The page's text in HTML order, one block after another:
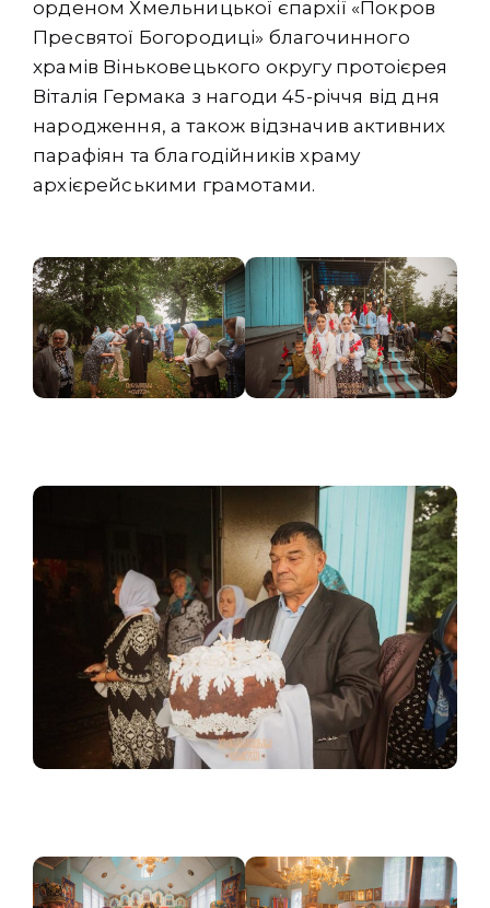
орденом Хмельницької єпархії «Покров
Пресвятої Богородиці» благочинного
храмів Віньковецького округу протоієрея
Віталія Гермака з нагоди 45-річчя від дня
народження, а також відзначив активних
парафіян та благодійників храму
архієрейськими грамотами.